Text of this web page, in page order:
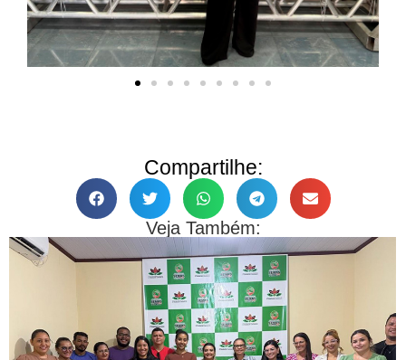
Compartilhe:
Veja Também: